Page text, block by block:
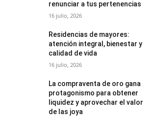
renunciar a tus pertenencias
16 julio, 2026
Residencias de mayores:
atención integral, bienestar y
calidad de vida
16 julio, 2026
La compraventa de oro gana
protagonismo para obtener
liquidez y aprovechar el valor
de las joya